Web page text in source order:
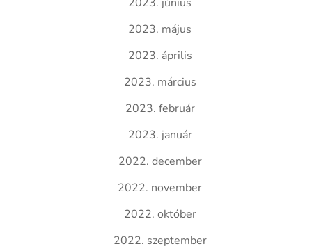
2023. május
2023. április
2023. március
2023. február
2023. január
2022. december
2022. november
2022. október
2022. szeptember